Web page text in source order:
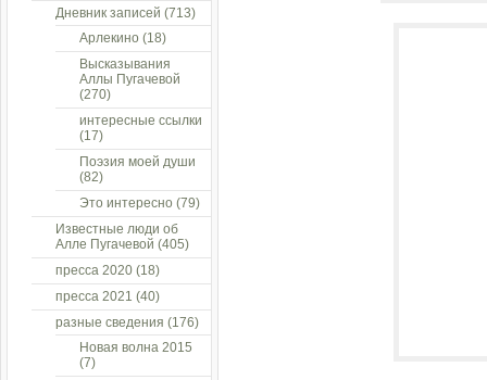
Дневник записей (713)
Арлекино (18)
Высказывания
Аллы Пугачевой
(270)
интересные ссылки
(17)
Поэзия моей души
(82)
Это интересно (79)
Известные люди об
Алле Пугачевой (405)
пресса 2020 (18)
пресса 2021 (40)
разные сведения (176)
Новая волна 2015
(7)